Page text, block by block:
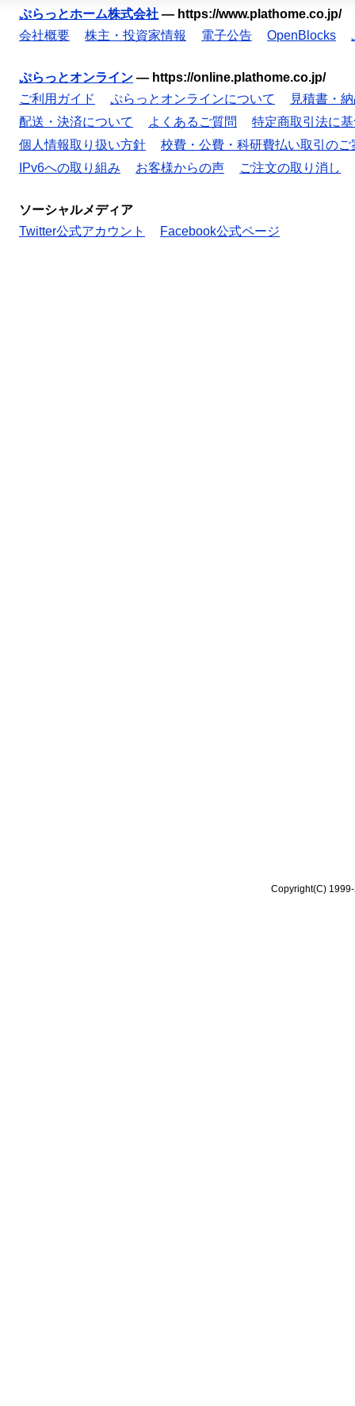
ぷらっとホーム株式会社 — https://www.plathome.co.jp/
会社概要
株主・投資家情報 電子公告 OpenBlocks
ぷらっとオンライン — https://online.plathome.co.jp/
ご利用ガイド
ぷらっとオンラインについて
見積書・
配送・決済について
よくあるご質問
特定商取引法に
個人情報取り扱い方針
校費・公費・科研費払い取引のご
IPv6への取り組み
お客様からの声 ご注文の取り消し
ソーシャルメディア
Twitter公式アカウント
Facebook公式ページ
Copyright(C)